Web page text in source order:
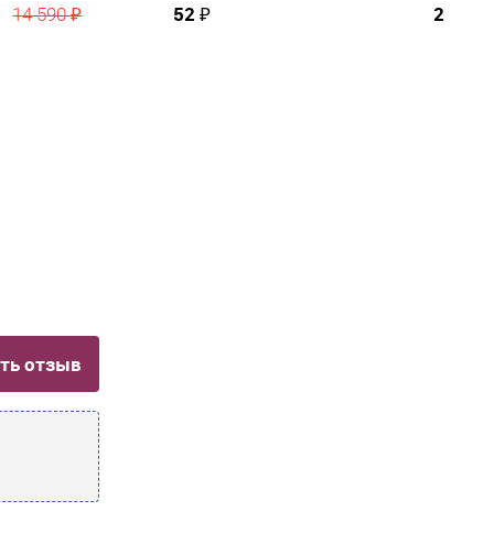
14 590 ₽ 52 ₽ 2 500
отзыв